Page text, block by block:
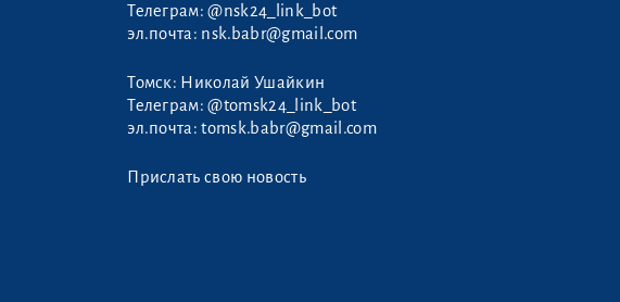
Телеграм:@nsk24_link_bot
эл.почта: nsk.babr@gmail.com
Томск: Николай Ушайкин
Телеграм:@tomsk24_link_bot
эл.почта:tomsk.babr@gmail.com
Прислать свою новость